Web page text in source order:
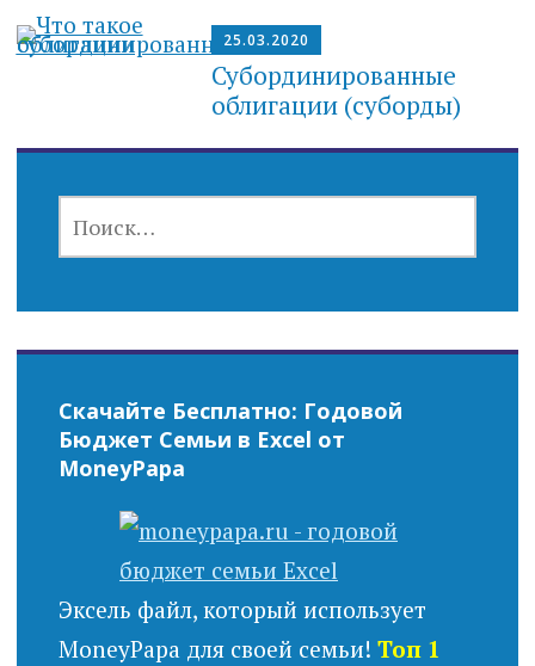
25.03.2020
Субординированные
облигации (суборды)
Скачайте Бесплатно: Годовой
Бюджет Семьи в Excel от
MoneyPapa
Эксель файл, который использует
MoneyPapa для своей семьи! Топ 1